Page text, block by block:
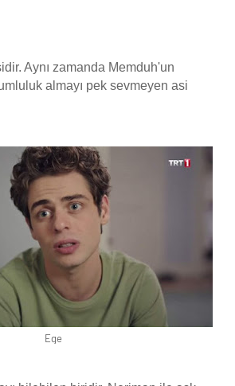
Aynı zamanda Memduh'un
almayı pek sevmeyen asi
Ege